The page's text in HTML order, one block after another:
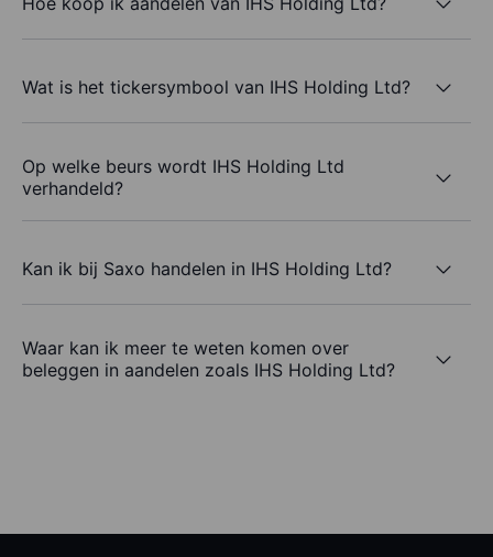
Wat is het tickersymbool van IHS Holding Ltd?
Op welke beurs wordt IHS Holding Ltd
verhandeld?
Kan ik bij Saxo handelen in IHS Holding Ltd?
Waar kan ik meer te weten komen over
beleggen in aandelen zoals IHS Holding Ltd?